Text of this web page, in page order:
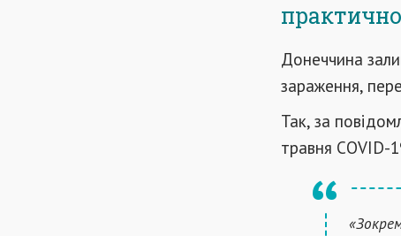
Донеччина
зараження,
Так, за
травня COVID-